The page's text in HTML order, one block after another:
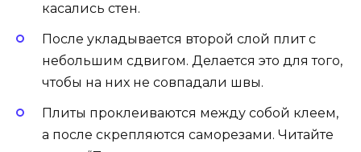
касались стен.
После укладывается второй слой плит с
небольшим сдвигом. Делается это для того,
чтобы на них не совпадали швы.
Плиты проклеиваются между собой клеем,
а после скрепляются саморезами. Читайте